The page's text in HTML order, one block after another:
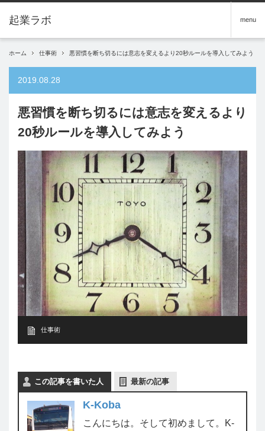
menu
ホーム 仕事術 悪習慣を断ち切るには意志を変えるより20秒ルールを導入してみよう
2019.08.28
悪習慣を断ち切るには意志を変えるより
20秒ルールを導入してみよう
仕事術
この記事を書いた人 最新の記事
K-Koba
こんにちは。そして初めまして。K-